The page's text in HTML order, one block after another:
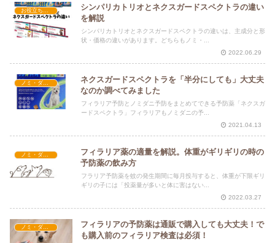
シンパリカトリオとネクスガードスペクトラの違い
を解説
シンパリカトリオとネクスガードスペクトラの違いは、主成分と形
状・価格の違いがあります。どちらもノミ・...
2022.06.29
ネクスガードスペクトラを「半分にしても」大丈夫
なのか調べてみました
フィラリア予防とノミダニ予防をまとめてできる予防薬「ネクスガ
ードスペクトラ」フィラリアもノミダニの予...
2021.04.13
ノミ・ダニ予防
フィラリア薬の適量を解説。体重がギリギリの時の
予防薬の飲み方
フラリア予防薬を蚊の発生期間に毎月投与すると、体重が下限ギリ
ギリの子には「投薬量が多いと体に害はない...
2022.03.27
ノミ・ダニ予防
フィラリアの予防薬は通販で購入しても大丈夫！で
も購入前のフィラリア検査は必須！